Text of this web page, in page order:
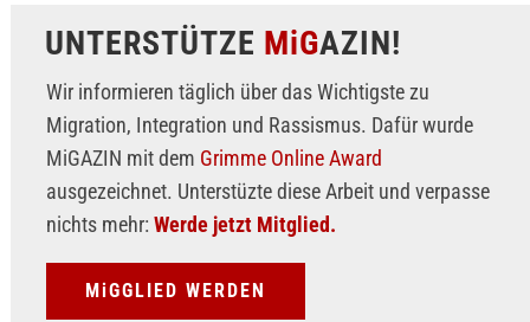
UNTERSTÜTZE MiGAZIN!
Wir informieren täglich über das Wichtigste zu
Migration, Integration und Rassismus. Dafür wurde
MiGAZIN mit dem Grimme Online Award
ausgezeichnet. Unterstüzte diese Arbeit und verpasse
nichts mehr: Werde jetzt Mitglied.
MiGGLIED WERDEN